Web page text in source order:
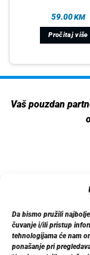
Da bismo pružili
čuvanje i/ili pristup
tehnologijama će nam
ponašanje pri
59.00KM
Pročitaj više
Vaš pouzdan